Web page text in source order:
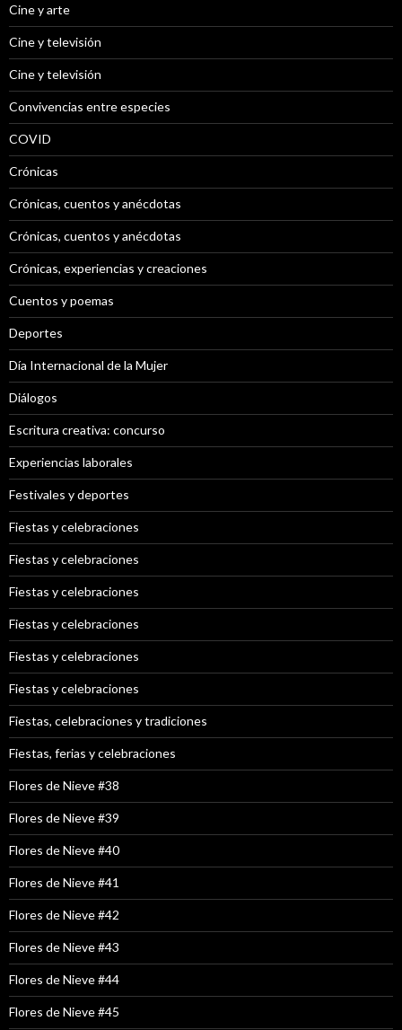
Cine y arte
Cine y televisión
Cine y televisión
Convivencias entre especies
COVID
Crónicas
Crónicas, cuentos y anécdotas
Crónicas, cuentos y anécdotas
Crónicas, experiencias y creaciones
Cuentos y poemas
Deportes
Día Internacional de la Mujer
Diálogos
Escritura creativa: concurso
Experiencias laborales
Festivales y deportes
Fiestas y celebraciones
Fiestas y celebraciones
Fiestas y celebraciones
Fiestas y celebraciones
Fiestas y celebraciones
Fiestas y celebraciones
Fiestas, celebraciones y tradiciones
Fiestas, ferias y celebraciones
Flores de Nieve #38
Flores de Nieve #39
Flores de Nieve #40
Flores de Nieve #41
Flores de Nieve #42
Flores de Nieve #43
Flores de Nieve #44
Flores de Nieve #45